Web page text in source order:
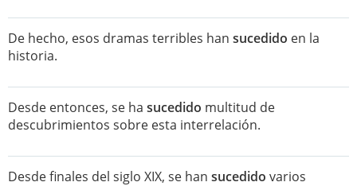
De hecho, esos dramas terribles han sucedido en la
historia.
Desde entonces, se ha sucedido multitud de
descubrimientos sobre esta interrelación.
Desde finales del siglo XIX, se han sucedido varios